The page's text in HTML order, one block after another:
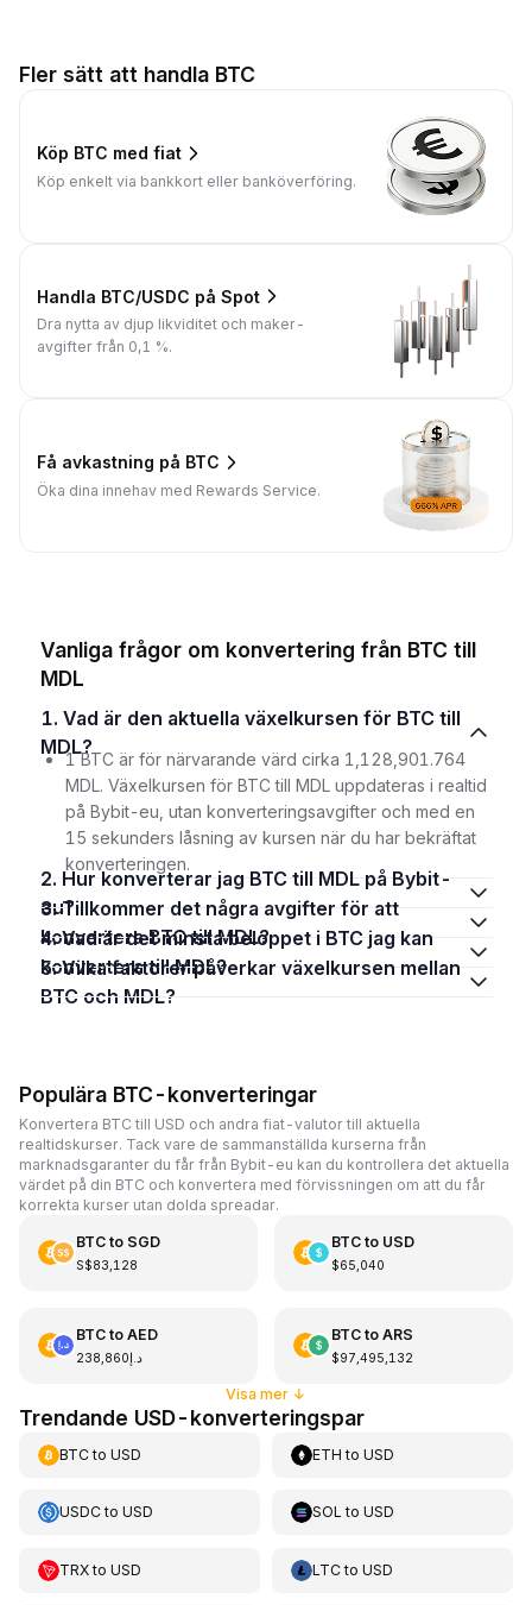
Fler sätt att handla BTC
Köp BTC med fiat
Köp enkelt via bankkort eller banköverföring.
Handla BTC/USDC på Spot
Dra nytta av djup likviditet och maker-
avgifter från 0,1 %.
Få avkastning på BTC
Öka dina innehav med Rewards Service.
Vanliga frågor om konvertering från BTC till
MDL
1. Vad är den aktuella växelkursen för BTC till
MDL?
1 BTC är för närvarande värd cirka 1,128,901.764
MDL. Växelkursen för BTC till MDL uppdateras i realtid
på Bybit-eu, utan konverteringsavgifter och med en
15 sekunders låsning av kursen när du har bekräftat
konverteringen.
2. Hur konverterar jag BTC till MDL på Bybit-
eu?
3. Tillkommer det några avgifter för att
konvertera BTC till MDL?
4. Vad är det minsta beloppet i BTC jag kan
konvertera till MDL?
5. Vilka faktorer påverkar växelkursen mellan
BTC och MDL?
Populära BTC-konverteringar
Konvertera BTC till USD och andra fiat-valutor till aktuella
realtidskurser. Tack vare de sammanställda kurserna från
marknadsgaranter du får från Bybit-eu kan du kontrollera det aktuella
värdet på din BTC och konvertera med förvissningen om att du får
korrekta kurser utan dolda spreadar.
BTCto SGD
S$83,128
BTCto USD
$65,040
BTCto AED
د.إ238,860
BTCto ARS
$97,495,132
Visa mer ↓
Trendande USD-konverteringspar
BTCto USD ETH toUSD
USDCto USD SOL toUSD
TRXto USD LTCtoUSD